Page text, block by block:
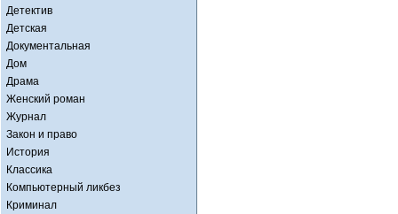
Детектив
Детская
Документальная
Дом
Драма
Женский роман
Журнал
Закон и право
История
Классика
Компьютерный ликбез
Криминал